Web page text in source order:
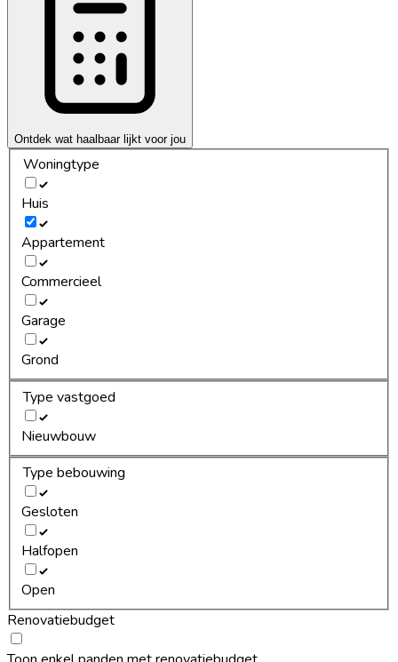
Ontdek wat haalbaar lijkt voor jou
Woningtype
Huis
Appartement
Commercieel
Garage
Grond
Type vastgoed
Nieuwbouw
Type bebouwing
Gesloten
Halfopen
Open
Renovatiebudget